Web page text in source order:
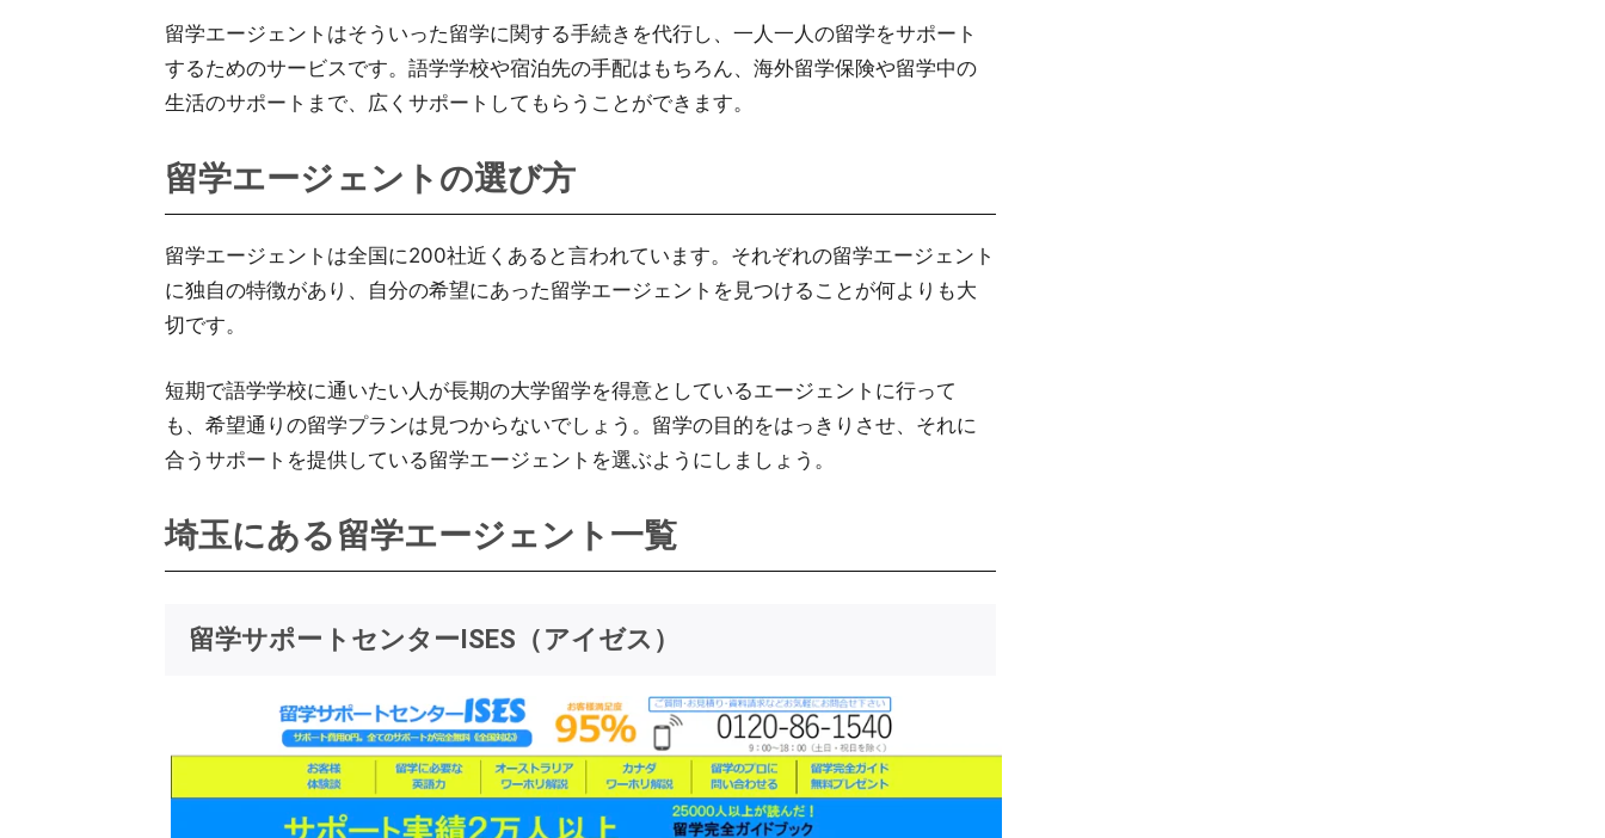
留学エージェントはそういった留学に関する手続きを代行し、一人一人の留学をサポート
するためのサービスです。語学学校や宿泊先の手配はもちろん、海外留学保険や留学中の
生活のサポートまで、広くサポートしてもらうことができます。
留学エージェントの選び方
留学エージェントは全国に200社近くあると言われています。それぞれの留学エージェント
に独自の特徴があり、自分の希望にあった留学エージェントを見つけることが何よりも大
切です。
短期で語学学校に通いたい人が長期の大学留学を得意としているエージェントに行って
も、希望通りの留学プランは見つからないでしょう。留学の目的をはっきりさせ、それに
合うサポートを提供している留学エージェントを選ぶようにしましょう。
埼玉にある留学エージェント一覧
留学サポートセンターISES（アイゼス）